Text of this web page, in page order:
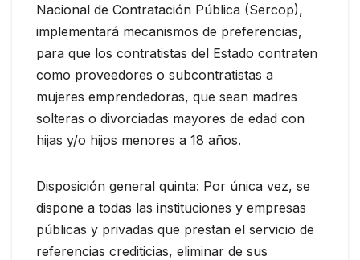
Nacional de Contratación Pública (Sercop),
implementará mecanismos de preferencias,
para que los contratistas del Estado contraten
como proveedores o subcontratistas a
mujeres emprendedoras, que sean madres
solteras o divorciadas mayores de edad con
hijas y/o hijos menores a 18 años.
Disposición general quinta: Por única vez, se
dispone a todas las instituciones y empresas
públicas y privadas que prestan el servicio de
referencias crediticias, eliminar de sus